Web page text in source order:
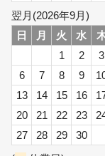
翌月(2026年9月)
日
月 火 水
1
2 3
6
7 8 9
13
14 15 16
20
21 22 23
27
28 29
30